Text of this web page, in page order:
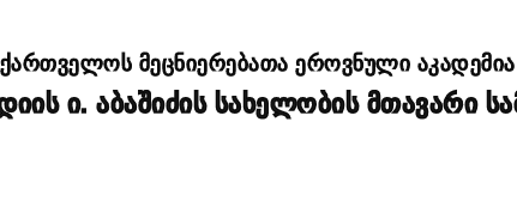
მეცნიერებათა ეროვნული აკადემია
ი. აბაშიძის სახელობის მთავარი